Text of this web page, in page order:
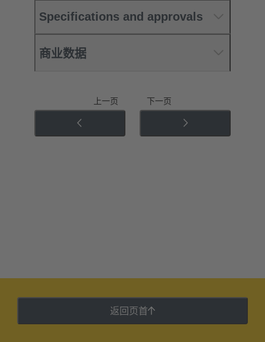
Specifications and approvals
商业数据
上一页 下一页
返回页首